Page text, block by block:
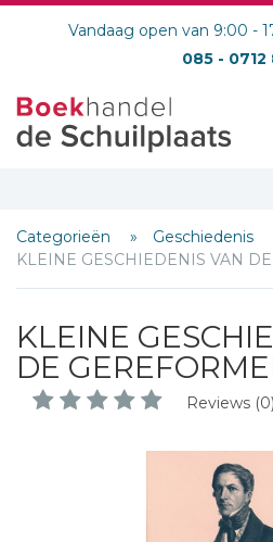
Vandaag open van 9:00 -
085 - 0712
Categorieën
Geschiedenis
KLEINE GESCHIEDENIS VAN
KLEINE
DE
Reviews (0)